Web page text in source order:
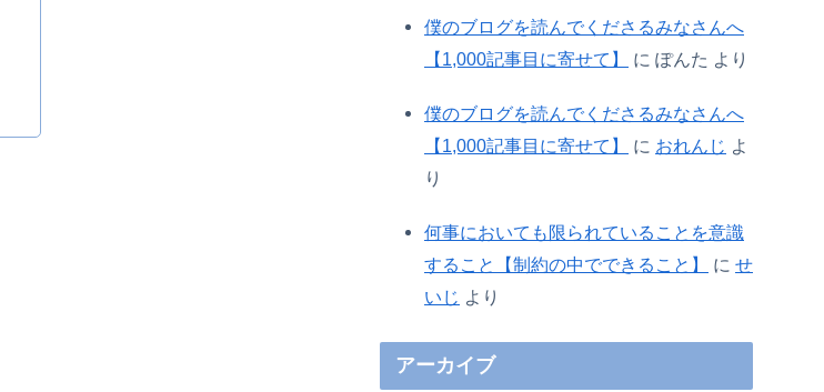
僕のブログを読んでくださるみなさんへ
【1,000記事目に寄せて】
に ぽんた より
僕のブログを読んでくださるみなさんへ
【1,000記事目に寄せて】
に おれんじ よ
り
何事においても限られていることを意識
すること【制約の中でできること】
に せ
いじ より
アーカイブ